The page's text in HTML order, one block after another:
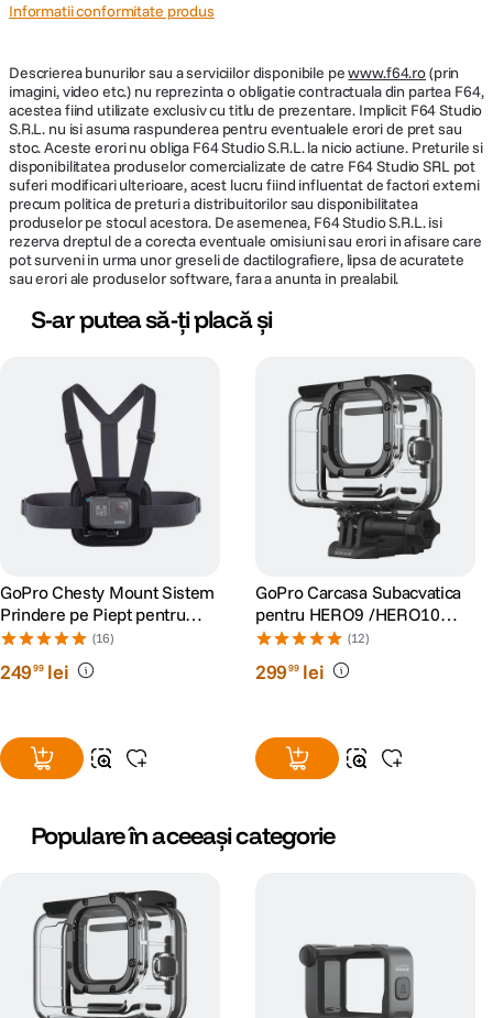
Informatii conformitate produs
Descrierea bunurilor sau a serviciilor disponibile pewww.f64.ro(prin
imagini, video etc.) nu reprezinta o obligatie contractuala din partea F64,
acestea fiind utilizate exclusiv cu titlu de prezentare. Implicit F64 Studio
S.R.L. nu isi asuma raspunderea pentru eventualele erori de pret sau
stoc. Aceste erori nu obliga F64 Studio S.R.L. la nicio actiune. Preturile si
disponibilitatea produselor comercializate de catre F64 Studio SRL pot
suferi modificari ulterioare, acest lucru fiind influentat de factori externi
precum politica de preturi a distribuitorilor sau disponibilitatea
produselor pe stocul acestora. De asemenea, F64 Studio S.R.L. isi
rezerva dreptul de a corecta eventuale omisiuni sau erori in afisare care
pot surveni in urma unor greseli de dactilografiere, lipsa de acuratete
sau erori ale produselor software, fara a anunta in prealabil.
S-ar putea să-ți placă și
GoPro Chesty Mount Sistem
Prindere pe Piept pentru
Camerele Video GoPro
(16)
24999 lei
GoPro Carcasa Subacvatica
pentru HERO9 /HERO10
/HERO11 Black/HERO12/
HERO13
(12)
29999 lei
Populare în aceeași categorie